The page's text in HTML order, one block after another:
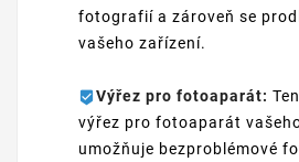
fotografií a zároveň se
vašeho zařízení.
Výřez pro fotoaparát:
výřez pro fotoaparát
umožňuje bezproblémové